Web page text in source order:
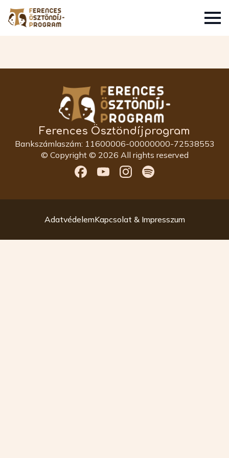
Ferences Ösztöndíjprogram
Bankszámlaszám: 11600006-00000000-72538553
© Copyright © 2026 All rights reserved
AdatvédelemKapcsolat & Impresszum